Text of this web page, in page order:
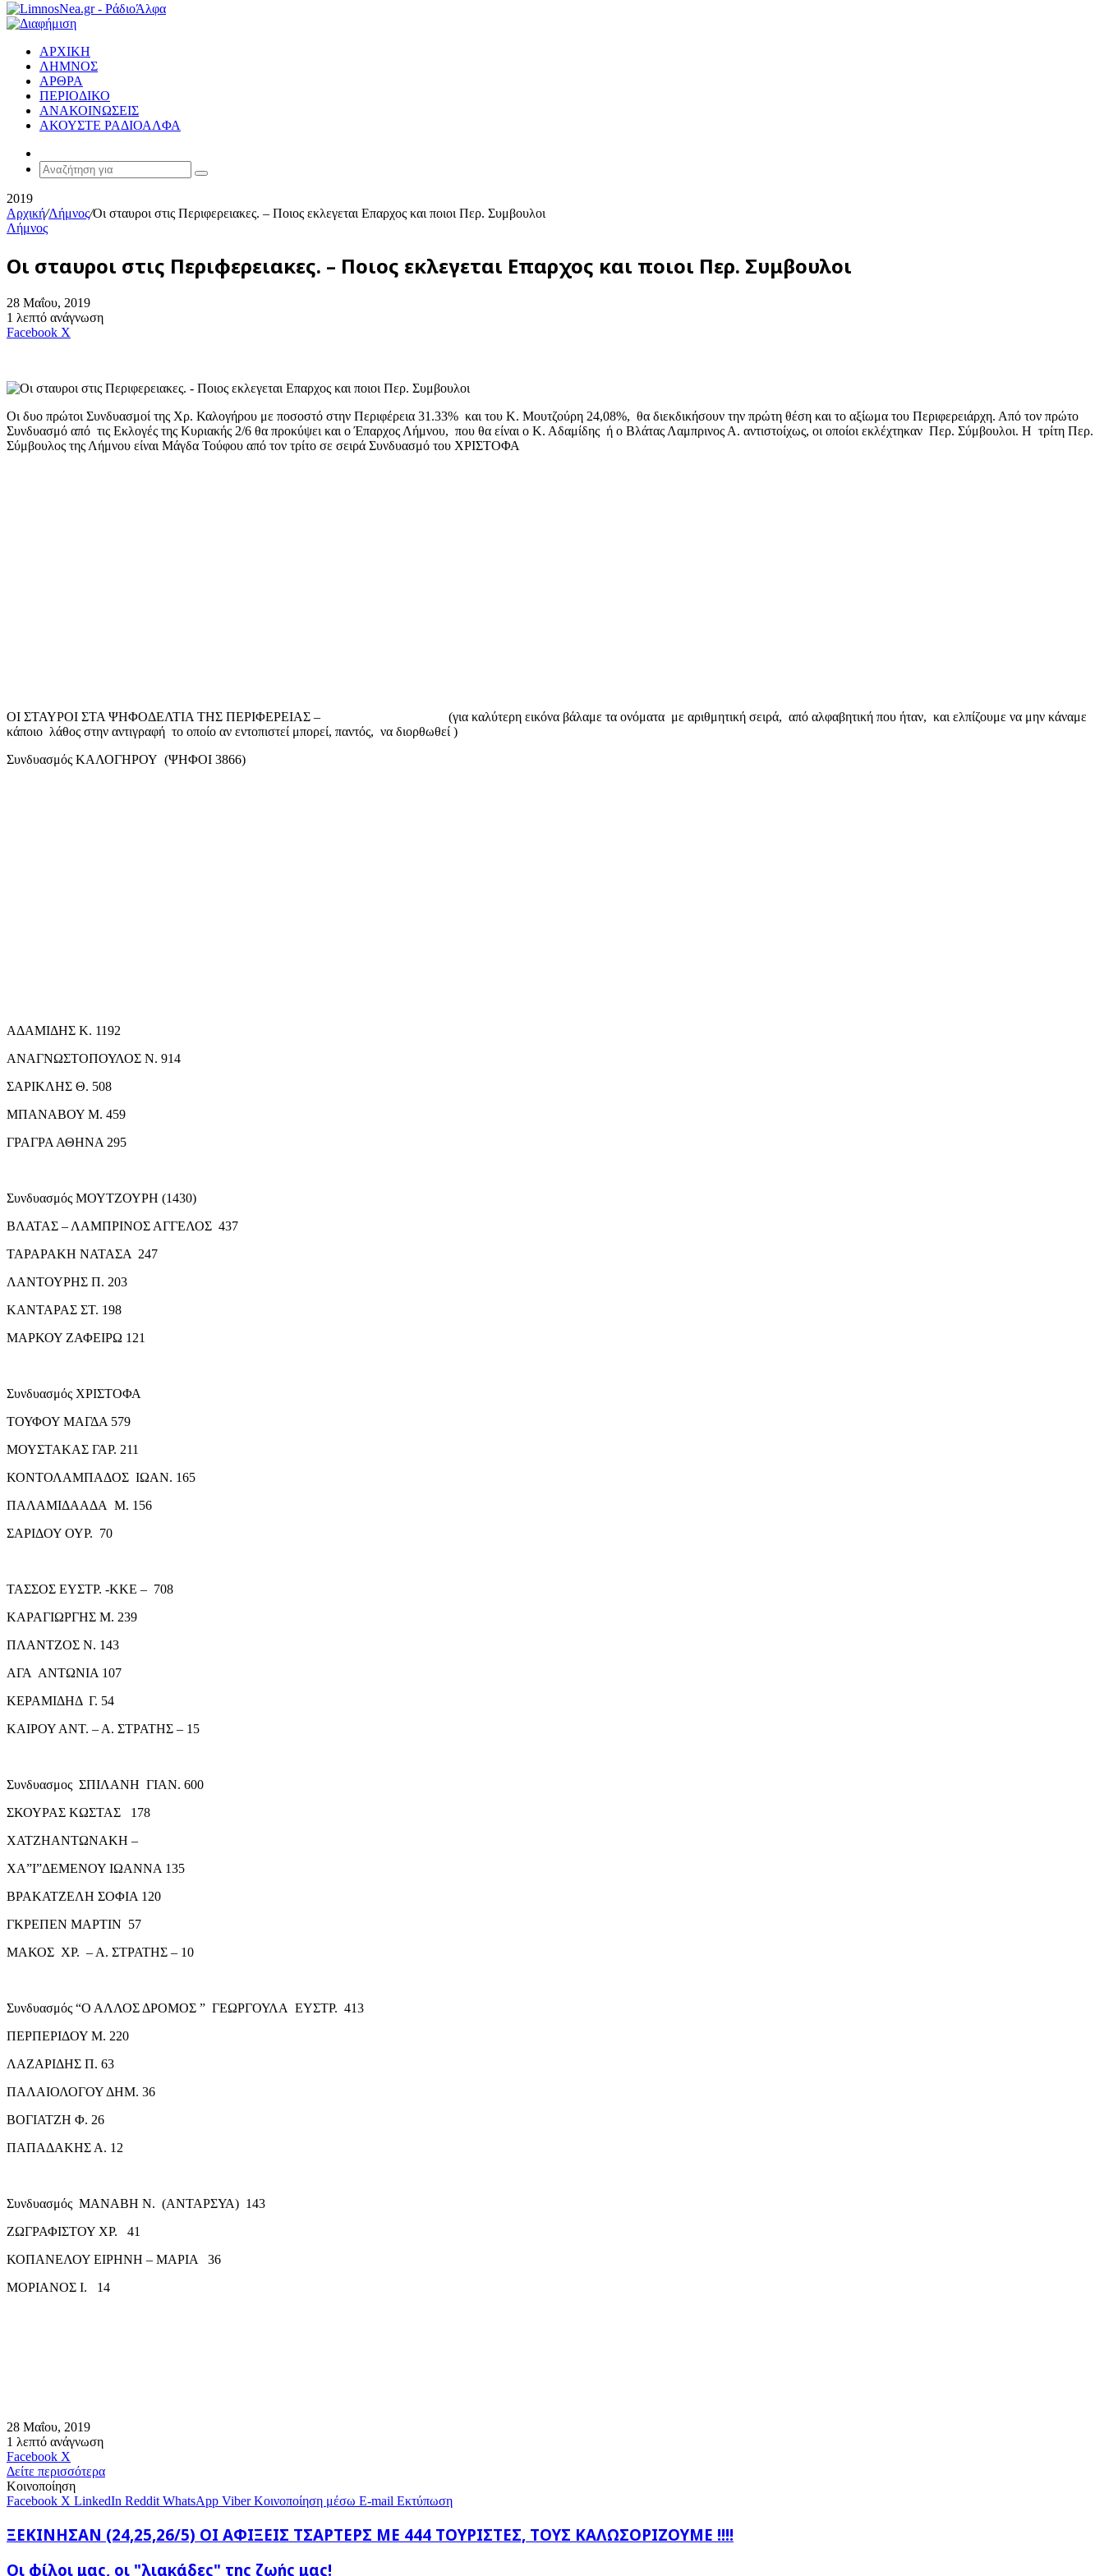
ΑΡΧΙΚΗ
ΛΗΜΝΟΣ
ΑΡΘΡΑ
ΠΕΡΙΟΔΙΚΟ
ΑΝΑΚΟΙΝΩΣΕΙΣ
ΑΚΟΥΣΤΕ ΡΑΔΙΟΑΛΦΑ
Article
Αναζήτηση
2019
Αρχική/Λήμνος/Οι σταυροι στις Περιφερειακες. – Ποιος εκλεγεται Επαρχος και ποιοι Περ. Συμβουλοι
Λήμνος
Οι σταυροι στις Περιφερειακες. – Ποιος εκλεγεται Επαρχος και ποιοι Περ. Συμβουλοι
28 Μαΐου, 2019
1 λεπτό ανάγνωση
Facebook X
Οι δυο πρώτοι Συνδυασμοί της Χρ. Καλογήρου με ποσοστό στην Περιφέρεια 31.33% και του Κ. Μουτζούρη 24,08%, θα διεκδικήσουν την πρώτη θέση και το αξίωμα του Περιφερειάρχη. Από τον πρώτο
Συνδυασμό από τις Εκλογές της Κυριακής 2/6 θα προκύψει και ο Έπαρχος Λήμνου, που θα είναι ο Κ. Αδαμίδης ή ο Βλάτας Λαμπρινος Α. αντιστοίχως, οι οποίοι εκλέχτηκαν Περ. Σύμβουλοι. Η τρίτη Περ.
Σύμβουλος της Λήμνου είναι Μάγδα Τούφου από τον τρίτο σε σειρά Συνδυασμό του ΧΡΙΣΤΟΦΑ
ΟΙ ΣΤΑΥΡΟΙ ΣΤΑ ΨΗΦΟΔΕΛΤΙΑ ΤΗΣ ΠΕΡΙΦΕΡΕΙΑΣ – (για καλύτερη εικόνα βάλαμε τα ονόματα με αριθμητική σειρά, από αλφαβητική που ήταν, και ελπίζουμε να μην κάναμε
κάποιο λάθος στην αντιγραφή το οποίο αν εντοπιστεί μπορεί, παντός, να διορθωθεί )
Συνδυασμός ΚΑΛΟΓΗΡΟΥ (ΨΗΦΟΙ 3866)
ΑΔΑΜΙΔΗΣ Κ. 1192
ΑΝΑΓΝΩΣΤΟΠΟΥΛΟΣ Ν. 914
ΣΑΡΙΚΛΗΣ Θ. 508
ΜΠΑΝΑΒΟΥ Μ. 459
ΓΡΑΓΡΑ ΑΘΗΝΑ 295
Συνδυασμός ΜΟΥΤΖΟΥΡΗ (1430)
ΒΛΑΤΑΣ – ΛΑΜΠΡΙΝΟΣ ΑΓΓΕΛΟΣ 437
ΤΑΡΑΡΑΚΗ ΝΑΤΑΣΑ 247
ΛΑΝΤΟΥΡΗΣ Π. 203
ΚΑΝΤΑΡΑΣ ΣΤ. 198
ΜΑΡΚΟΥ ΖΑΦΕΙΡΩ 121
Συνδυασμός ΧΡΙΣΤΟΦΑ
ΤΟΥΦΟΥ ΜΑΓΔΑ 579
ΜΟΥΣΤΑΚΑΣ ΓΑΡ. 211
ΚΟΝΤΟΛΑΜΠΑΔΟΣ ΙΩΑΝ. 165
ΠΑΛΑΜΙΔΑΑΔΑ Μ. 156
ΣΑΡΙΔΟΥ ΟΥΡ. 70
ΤΑΣΣΟΣ ΕΥΣΤΡ. -ΚΚΕ – 708
ΚΑΡΑΓΙΩΡΓΗΣ Μ. 239
ΠΛΑΝΤΖΟΣ Ν. 143
ΑΓΑ ΑΝΤΩΝΙΑ 107
ΚΕΡΑΜΙΔΗΔ Γ. 54
ΚΑΙΡΟΥ ΑΝΤ. – Α. ΣΤΡΑΤΗΣ – 15
Συνδυασμος ΣΠΙΛΑΝΗ ΓΙΑΝ. 600
ΣΚΟΥΡΑΣ ΚΩΣΤΑΣ 178
ΧΑΤΖΗΑΝΤΩΝΑΚΗ –
ΧΑ”Ι”ΔΕΜΕΝΟΥ ΙΩΑΝΝΑ 135
ΒΡΑΚΑΤΖΕΛΗ ΣΟΦΙΑ 120
ΓΚΡΕΠΕΝ ΜΑΡΤΙΝ 57
ΜΑΚΟΣ ΧΡ. – Α. ΣΤΡΑΤΗΣ – 10
Συνδυασμός “Ο ΑΛΛΟΣ ΔΡΟΜΟΣ ” ΓΕΩΡΓΟΥΛΑ ΕΥΣΤΡ. 413
ΠΕΡΠΕΡΙΔΟΥ Μ. 220
ΛΑΖΑΡΙΔΗΣ Π. 63
ΠΑΛΑΙΟΛΟΓΟΥ ΔΗΜ. 36
ΒΟΓΙΑΤΖΗ Φ. 26
ΠΑΠΑΔΑΚΗΣ Α. 12
Συνδυασμός ΜΑΝΑΒΗ Ν. (ΑΝΤΑΡΣΥΑ) 143
ΖΩΓΡΑΦΙΣΤΟΥ ΧΡ. 41
ΚΟΠΑΝΕΛΟΥ ΕΙΡΗΝΗ – ΜΑΡΙΑ 36
ΜΟΡΙΑΝΟΣ Ι. 14
28 Μαΐου, 2019
1 λεπτό ανάγνωση
Facebook X
μέσω
E-
mail
Δείτε περισσότερα
Κοινοποίηση
Facebook X LinkedIn Reddit WhatsApp Viber Κοινοποίηση μέσω E-mail Εκτύπωση
ΞΕΚΙΝΗΣΑΝ
(24,25,26/5)
ΞΕΚΙΝΗΣΑΝ (24,25,26/5) ΟΙ ΑΦΙΞΕΙΣ ΤΣΑΡΤΕΡΣ ΜΕ 444 ΤΟΥΡΙΣΤΕΣ, ΤΟΥΣ ΚΑΛΩΣΟΡΙΖΟΥΜΕ !!!!
Οι
Οι φίλοι μας, οι "λιακάδες" της ζωής μας!